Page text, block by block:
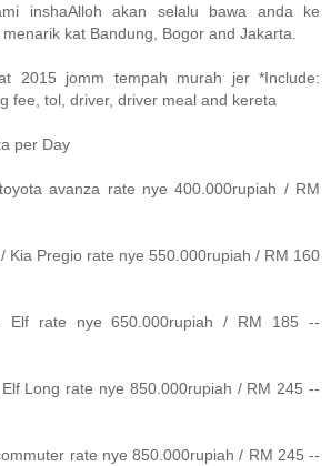
inshaAlloh akan selalu bawa anda ke
kat Bandung, Bogor and Jakarta.
2015 jomm tempah murah jer *Include:
fee, tol, driver, driver meal and kereta
per Day
avanza rate nye 400.000rupiah / RM
Kia Pregio rate nye 550.000rupiah / RM 160
Elf rate nye 650.000rupiah / RM 185 --
Long rate nye 850.000rupiah / RM 245 --
rate nye 850.000rupiah / RM 245 --